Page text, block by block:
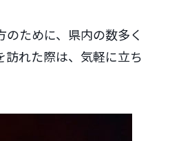
ために、県内の数多く
れた際は、気軽に立ち